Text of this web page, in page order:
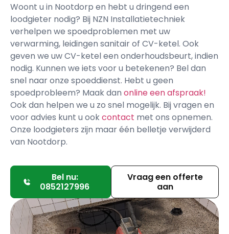
Woont u in Nootdorp en hebt u dringend een
loodgieter nodig? Bij NZN Installatietechniek
verhelpen we spoedproblemen met uw
verwarming, leidingen sanitair of CV-ketel. Ook
geven we uw CV-ketel een onderhoudsbeurt, indien
nodig. Kunnen we iets voor u betekenen? Bel dan
snel naar onze spoeddienst. Hebt u geen
spoedprobleem? Maak dan online een afspraak!
Ook dan helpen we u zo snel mogelijk. Bij vragen en
voor advies kunt u ookcontact met ons opnemen.
Onze loodgieters zijn maar één belletje verwijderd
van Nootdorp.
Bel nu:
0852127996
Vraag een offerte
aan